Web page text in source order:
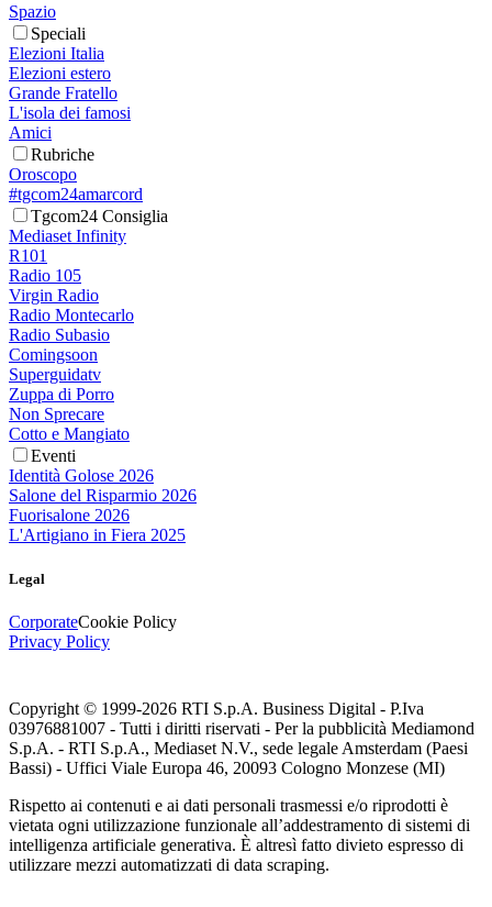
Spazio
Speciali
Elezioni Italia
Elezioni estero
Grande Fratello
L'isola dei famosi
Amici
Rubriche
Oroscopo
#tgcom24amarcord
Tgcom24 Consiglia
Mediaset Infinity
R101
Radio 105
Virgin Radio
Radio Montecarlo
Radio Subasio
Comingsoon
Superguidatv
Zuppa di Porro
Non Sprecare
Cotto e Mangiato
Eventi
Identità Golose 2026
Salone del Risparmio 2026
Fuorisalone 2026
L'Artigiano in Fiera 2025
Legal
CorporateCookie Policy
Privacy Policy
Copyright © 1999-2026 RTI S.p.A. Business Digital - P.Iva
03976881007 - Tutti i diritti riservati - Per la pubblicità Mediamond
S.p.A. - RTI S.p.A., Mediaset N.V., sede legale Amsterdam (Paesi
Bassi) - Uffici Viale Europa 46, 20093 Cologno Monzese (MI)
Rispetto ai contenuti e ai dati personali trasmessi e/o riprodotti è
vietata ogni utilizzazione funzionale all’addestramento di sistemi di
intelligenza artificiale generativa. È altresì fatto divieto espresso di
utilizzare mezzi automatizzati di data scraping.